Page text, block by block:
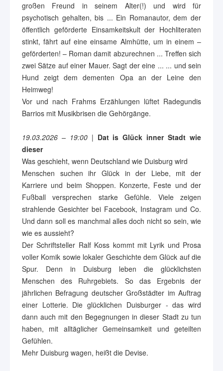
großen Freund in seinem Alter(!) und wird für
psychotisch gehalten, bis ... Ein Romanautor, dem der
öffentlich geförderte Einsamkeitskult der Hochliteraten
stinkt, fährt auf eine einsame Almhütte, um in einem –
geförderten! – Roman damit abzurechnen ... Treffen sich
zwei Sätze auf einer Mauer. Sagt der eine ... ... und sein
Hund zeigt dem dementen Opa an der Leine den
Heimweg!
Vor und nach Frahms Erzählungen lüftet Radegundis
Barrios mit Musikbrisen die Gehörgänge.
19.03.2026 – 19:00| Dat is Glück inner Stadt wie
dieser
Was geschieht, wenn Deutschland wie Duisburg wird
Menschen suchen ihr Glück in der Liebe, mit der
Karriere und beim Shoppen. Konzerte, Feste und der
Fußball versprechen starke Gefühle. Viele zeigen
strahlende Gesichter bei Facebook, Instagram und Co.
Und dann soll es manchmal alles doch nicht so sein, wie
wie es aussieht?
Der Schriftsteller Ralf Koss kommt mit Lyrik und Prosa
voller Komik sowie lokaler Geschichte dem Glück auf die
Spur. Denn in Duisburg leben die glücklichsten
Menschen des Ruhrgebiets. So das Ergebnis der
jährlichen Befragung deutscher Großstädter im Auftrag
einer Lotterie. Die glücklichen Duisburger - das wird
dann auch mit den Begegnungen in dieser Stadt zu tun
haben, mit alltäglicher Gemeinsamkeit und geteilten
Gefühlen.
Mehr Duisburg wagen, heißt die Devise.